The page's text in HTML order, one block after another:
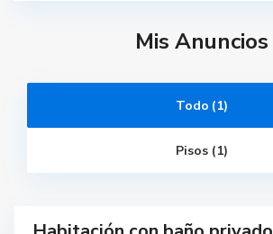
Mis Anuncios
Todo (1)
Pisos (1)
a